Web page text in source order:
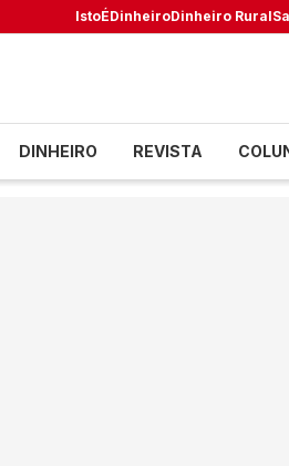
IstoÉDinheiroDinheiro Rural
DINHEIRO REVISTA